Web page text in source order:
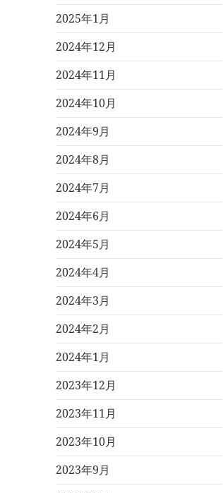
2025年1月
2024年12月
2024年11月
2024年10月
2024年9月
2024年8月
2024年7月
2024年6月
2024年5月
2024年4月
2024年3月
2024年2月
2024年1月
2023年12月
2023年11月
2023年10月
2023年9月